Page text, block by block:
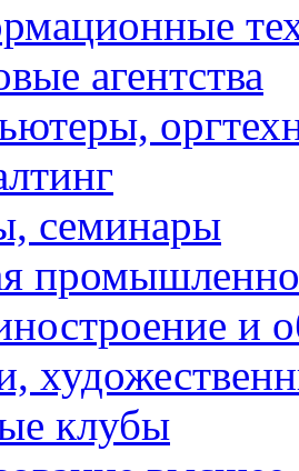
агентства
семинары
и
клубы